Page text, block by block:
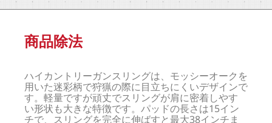
商品除法
ハイカントリーガンスリングは、モッシーオークを
用いた迷彩柄で狩猟の際に目立ちにくいデザインで
す。軽量ですが頑丈でスリングが肩に密着しやす
い形状も大きな特徴です。パッドの長さは15イン
チで、スリングを完全に伸ばすと最大38インチま